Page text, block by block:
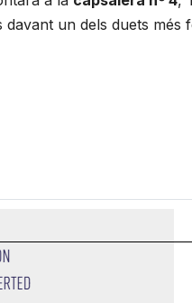
un dels duets més